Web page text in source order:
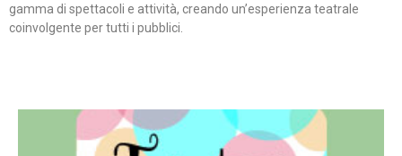
gamma di spettacoli e attività, creando un’esperienza teatrale
coinvolgente per tutti i pubblici.